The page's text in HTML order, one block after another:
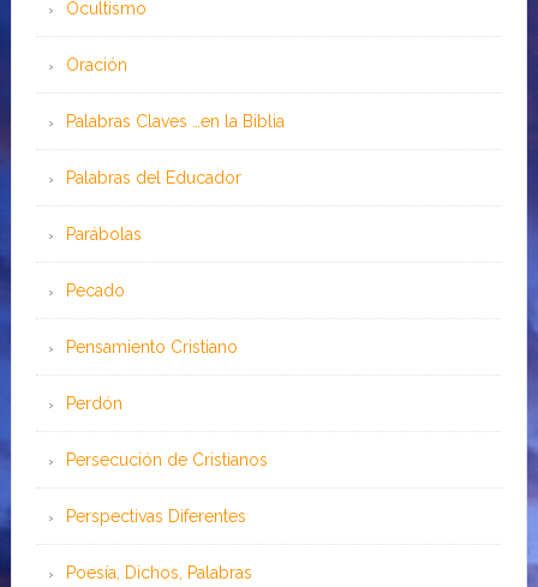
Ocultismo
Oración
Palabras Claves …en la Biblia
Palabras del Educador
Parábolas
Pecado
Pensamiento Cristiano
Perdón
Persecución de Cristianos
Perspectivas Diferentes
Poesía, Dichos, Palabras